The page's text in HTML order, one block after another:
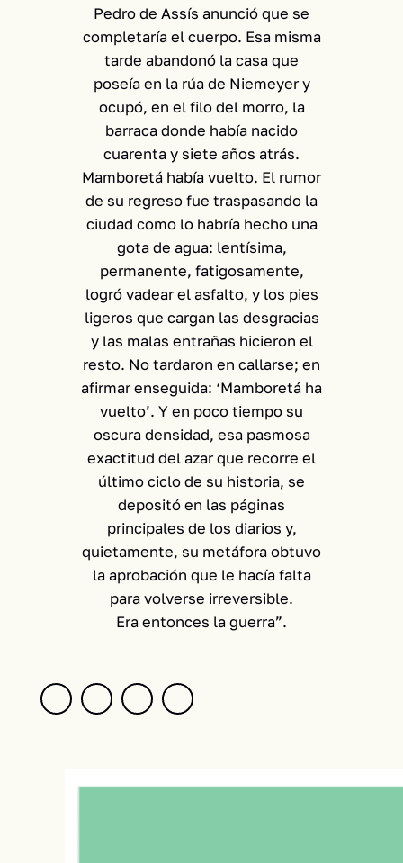
Pedro de Assís anunció que se
completaría el cuerpo. Esa misma
tarde abandonó la casa que
poseía en la rúa de Niemeyer y
ocupó, en el filo del morro, la
barraca donde había nacido
cuarenta y siete años atrás.
Mamboretá había vuelto. El rumor
de su regreso fue traspasando la
ciudad como lo habría hecho una
gota de agua: lentísima,
permanente, fatigosamente,
logró vadear el asfalto, y los pies
ligeros que cargan las desgracias
y las malas entrañas hicieron el
resto. No tardaron en callarse; en
afirmar enseguida: ‘Mamboretá ha
vuelto’. Y en poco tiempo su
oscura densidad, esa pasmosa
exactitud del azar que recorre el
último ciclo de su historia, se
depositó en las páginas
principales de los diarios y,
quietamente, su metáfora obtuvo
la aprobación que le hacía falta
para volverse irreversible.
Era entonces la guerra”.